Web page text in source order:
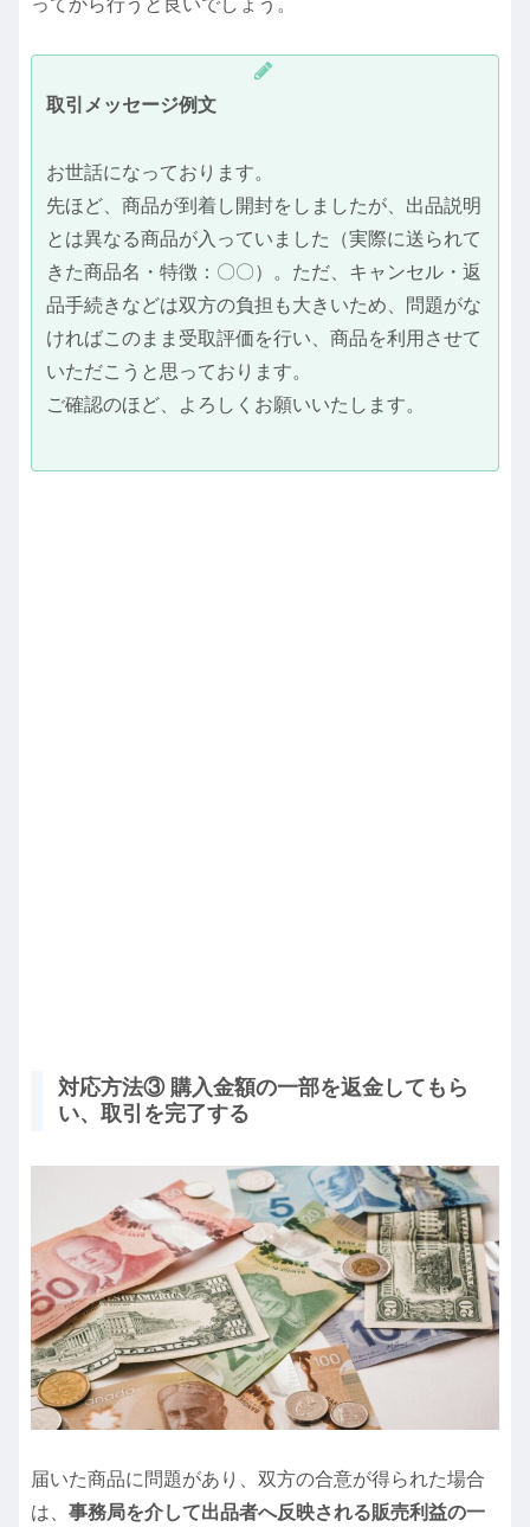
取引メッセージ例文
お世話になっております。
先ほど、商品が到着し開封をしましたが、出品説明
とは異なる商品が入っていました（実際に送られて
きた商品名・特徴：〇〇）。ただ、キャンセル・返
品手続きなどは双方の負担も大きいため、問題がな
ければこのまま受取評価を行い、商品を利用させて
いただこうと思っております。
ご確認のほど、よろしくお願いいたします。
対応方法③ 購入金額の一部を返金してもら
い、取引を完了する
届いた商品に問題があり、双方の合意が得られた場合
は、 事務局を介して出品者へ反映される販売利益の一